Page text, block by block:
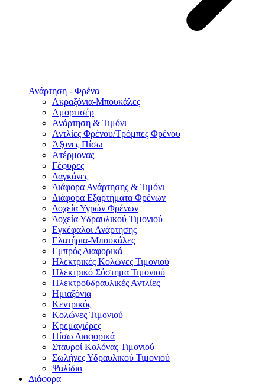
Ανάρτηση - Φρένα
Ακραξόνια-Μπουκάλες
Αμορτισέρ
Ανάρτηση & Τιμόνι
Αντλίες Φρένου/Τρόμπες Φρένου
Άξονες Πίσω
Ατέρμονας
Γέφυρες
Δαγκάνες
Διάφορα Ανάρτησης & Τιμόνι
Διάφορα Εξαρτήματα Φρένων
Δοχεία Υγρών Φρένων
Δοχεία Υδραυλικού Τιμονιού
Εγκέφαλοι Ανάρτησης
Ελατήρια-Μπουκάλες
Εμπρός Διαφορικά
Ηλεκτρικές Κολώνες Τιμονιού
Ηλεκτρικό Σύστημα Τιμονιού
Ηλεκτροϋδραυλικές Αντλίες
Ημιαξόνια
Κεντρικός
Κολώνες Τιμονιού
Κρεμαγιέρες
Πίσω Διαφορικά
Σταυροί Κολόνας Τιμονιού
Σωλήνες Υδραυλικού Τιμονιού
Ψαλίδια
Διάφορα